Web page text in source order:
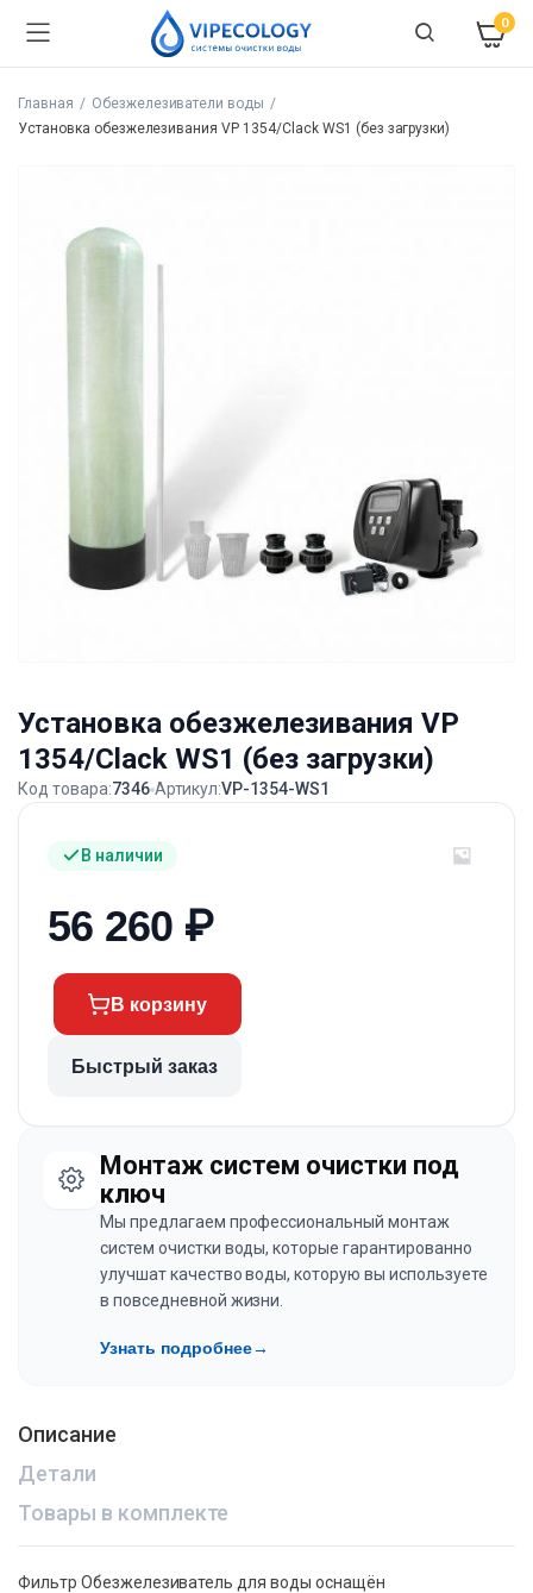
0
Главная
Обезжелезиватели воды
Установка обезжелезивания VP 1354/Clack WS1 (без загрузки)
Установка обезжелезивания VP
1354/Clack WS1 (без загрузки)
Код товара:7346 Артикул:VP-1354-WS1
В наличии
56 260 ₽
В корзину
Быстрый заказ
Монтаж систем очистки под
ключ
Мы предлагаем профессиональный монтаж
систем очистки воды, которые гарантированно
улучшат качество воды, которую вы используете
в повседневной жизни.
Узнать подробнее→
Описание
Детали
Товары в комплекте
Фильтр Обезжелезиватель для воды оснащён